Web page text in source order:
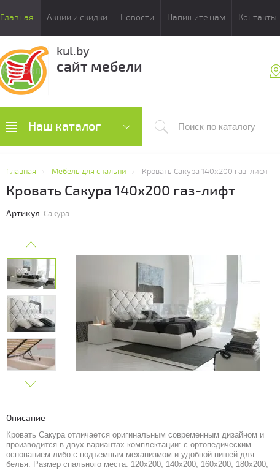
Главная Акции и скидки Новости Напишите нам Контакты
kul.by
сайт мебели
Наш каталог
Главная Мебель для спальни Кровать Сакура 140х200 газ-лифт
Кровать Сакура 140х200 газ-лифт
Артикул: Сакура
Описание
Кровать Сакура отличается оригинальным современным дизайном и
производится в двух вариантах комплектации: с ортопедическим
основанием либо с подъемным механизмом и удобной нишей для
белья. Размер спального места: 120х200, 140х200, 160х200, 180х200,